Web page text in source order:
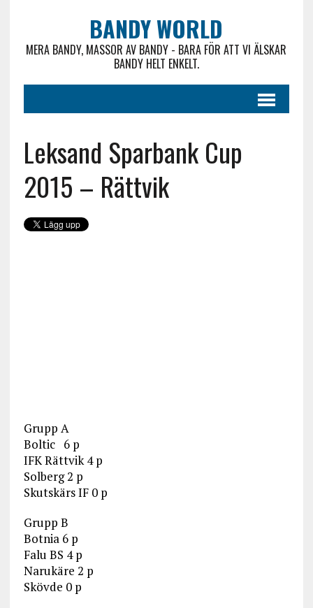
BANDY WORLD
MERA BANDY, MASSOR AV BANDY - BARA FÖR ATT VI ÄLSKAR
BANDY HELT ENKELT.
Leksand Sparbank Cup
2015 – Rättvik
Grupp A
Boltic 6 p
IFK Rättvik 4 p
Solberg 2 p
Skutskärs IF 0 p
Grupp B
Botnia 6 p
Falu BS 4 p
Narukäre 2 p
Skövde 0 p